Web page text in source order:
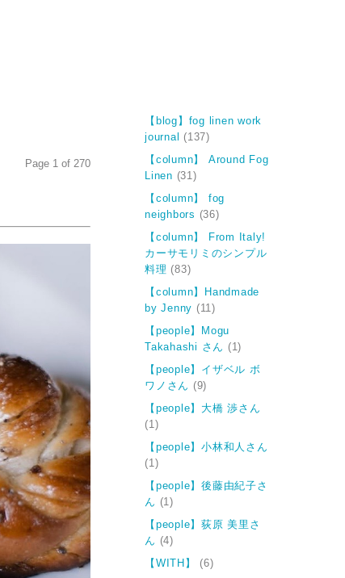
Page 1 of 270
【blog】fog linen work
journal
(137)
【column】 Around Fog
Linen (31)
【column】 fog
neighbors (36)
【column】 From Italy!
カーサモリミのシンプル
料理 (83)
【column】Handmade
by Jenny (11)
【people】Mogu
Takahashi さん (1)
【people】イザベル ボ
ワノさん (9)
【people】大橋 渉さん
(1)
【people】小林和人さん
(1)
【people】後藤由紀子さ
ん (1)
【people】荻原 美里さ
ん (4)
【WITH】
(6)